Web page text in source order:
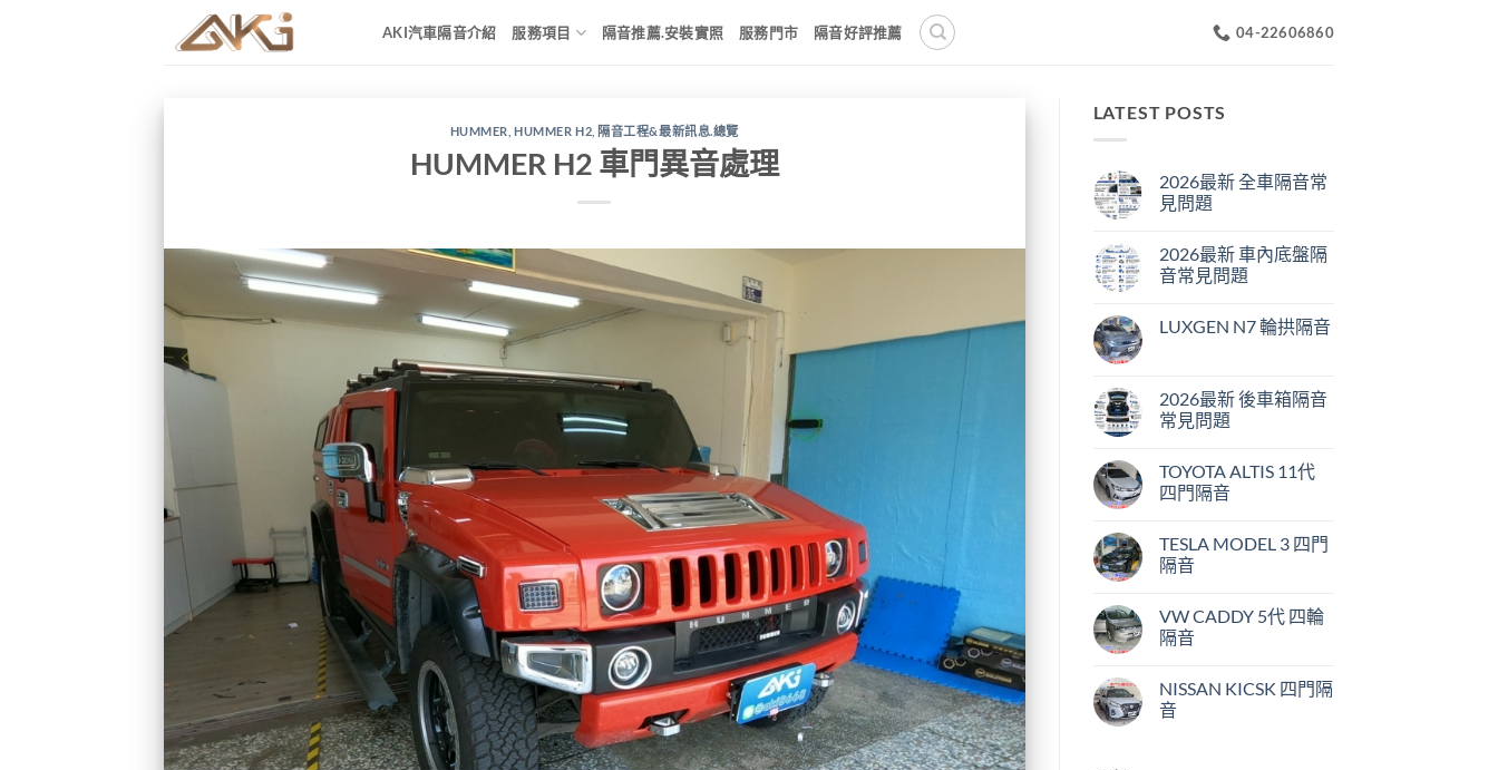
AKI汽車隔音介紹 服務項目 隔音推薦.安裝實照 服務門市 隔音好評推薦 04-22606860
HUMMER ,HUMMER H2 隔音工程&最新訊息.總覽
HUMMER H2 車門異音處理
LATEST POSTS
2026最新 全車隔音常
見問題
2026最新 車內底盤隔
音常見問題
LUXGEN N7 輪拱隔音
2026最新 後車箱隔音
常見問題
TOYOTA ALTIS 11代
四門隔音
TESLA MODEL 3 四門
隔音
VW CADDY 5代 四輪
隔音
NISSAN KICSK 四門隔
音